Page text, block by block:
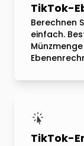
TikTok-
Berechnen
einfach.
TikTok-